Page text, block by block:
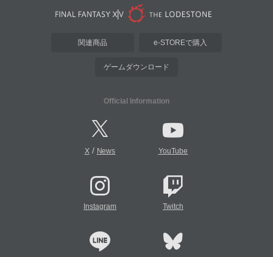
関連商品 e-STOREで購入
ゲームダウンロード
Official Information
X/ News YouTube
Instagram Twitch